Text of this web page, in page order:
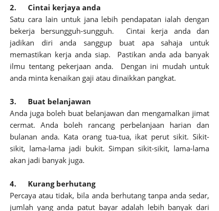
2. Cintai kerjaya anda
Satu cara lain untuk jana lebih pendapatan ialah dengan
bekerja bersungguh-sungguh. Cintai kerja anda dan
jadikan diri anda sanggup buat apa sahaja untuk
memastikan kerja anda siap. Pastikan anda ada banyak
ilmu tentang pekerjaan anda. Dengan ini mudah untuk
anda minta kenaikan gaji atau dinaikkan pangkat.
3. Buat belanjawan
Anda juga boleh buat belanjawan dan mengamalkan jimat
cermat. Anda boleh rancang perbelanjaan harian dan
bulanan anda. Kata orang tua-tua, ikat perut sikit. Sikit-
sikit, lama-lama jadi bukit. Simpan sikit-sikit, lama-lama
akan jadi banyak juga.
4. Kurang berhutang
Percaya atau tidak, bila anda berhutang tanpa anda sedar,
jumlah yang anda patut bayar adalah lebih banyak dari